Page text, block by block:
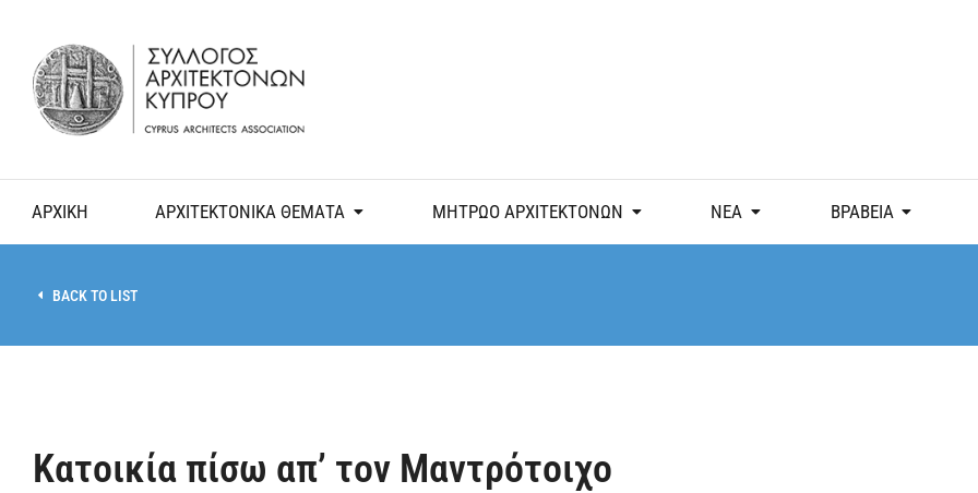
ΑΡΧΙΚΗ ΑΡΧΙΤΕΚΤΟΝΙΚΑ ΘΕΜΑΤΑ ΜΗΤΡΩΟ ΑΡΧΙΤΕΚΤΟΝΩΝ ΝΕΑ ΒΡΑΒΕΙΑ
BACK TO LIST
Κατοικία πίσω απ’ τον Μαντρότοιχο